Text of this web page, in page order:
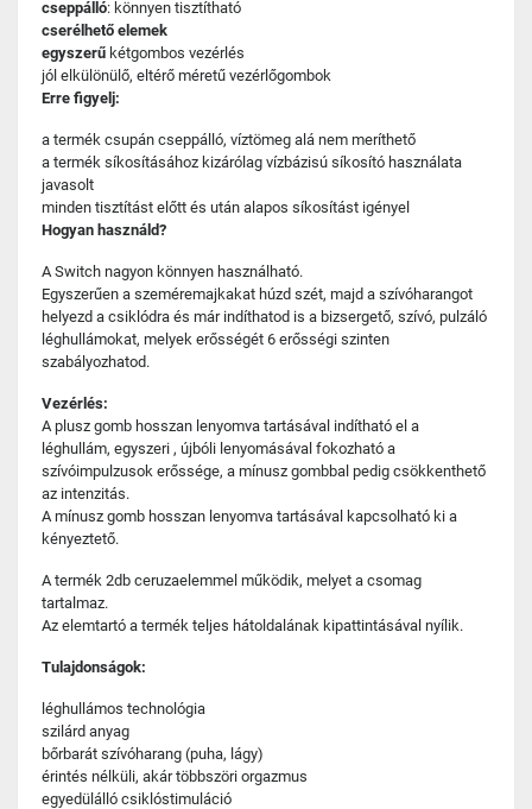
cseppálló: könnyen tisztítható
cserélhető elemek
egyszerű kétgombos vezérlés
jól elkülönülő, eltérő méretű vezérlőgombok
Erre figyelj:
a termék csupán cseppálló, víztömeg alá nem meríthető
a termék síkosításához kizárólag vízbázisú síkosító használata
javasolt
minden tisztítást előtt és után alapos síkosítást igényel
Hogyan használd?
A Switch nagyon könnyen használható.
Egyszerűen a szeméremajkakat húzd szét, majd a szívóharangot
helyezd a csiklódra és már indíthatod is a bizsergető, szívó, pulzáló
léghullámokat, melyek erősségét 6 erősségi szinten
szabályozhatod.
Vezérlés:
A plusz gomb hosszan lenyomva tartásával indítható el a
léghullám, egyszeri , újbóli lenyomásával fokozható a
szívóimpulzusok erőssége, a mínusz gombbal pedig csökkenthető
az intenzitás.
A mínusz gomb hosszan lenyomva tartásával kapcsolható ki a
kényeztető.
A termék 2db ceruzaelemmel működik, melyet a csomag
tartalmaz.
Az elemtartó a termék teljes hátoldalának kipattintásával nyílik.
Tulajdonságok:
léghullámos technológia
szilárd anyag
bőrbarát szívóharang (puha, lágy)
érintés nélküli, akár többszöri orgazmus
egyedülálló csiklóstimuláció